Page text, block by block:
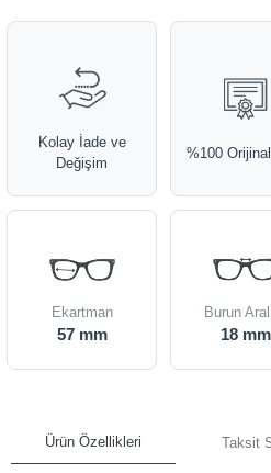
Kolay İade ve
Değişim
%100
Ekartman
57 mm
Burun
18 mm
Ürün Özellikleri Taksit